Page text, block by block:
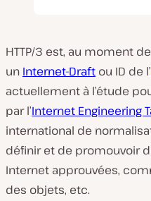
HTTP/3 est, au moment
un Internet-Draft ou ID de l’
actuellement à l’étude
par l’Internet Engineering
international de
définir et de promouvoir
Internet approuvées,
des objets, etc.